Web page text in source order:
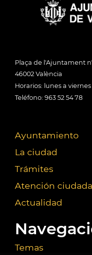
Plaça de l'Ajuntament
46002 València
Horarios: lunes a
Teléfono: 963 52 54 78
Ayuntamiento
La ciudad
Trámites
Atención
Actualidad
Temas